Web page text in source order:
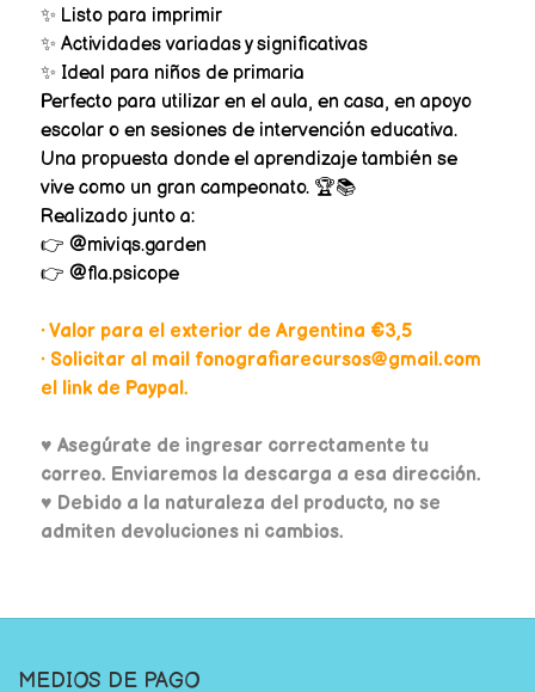
✨ Listo para imprimir
✨ Actividades variadas y significativas
✨ Ideal para niños de primaria
Perfecto para utilizar en el aula, en casa, en apoyo
escolar o en sesiones de intervención educativa.
Una propuesta donde el aprendizaje también se
vive como un gran campeonato. 🏆📚
Realizado junto a:
👉 @miviqs.garden
👉 @fla.psicope
• Valor para el exterior de Argentina €3,5
• Solicitar al mail fonografiarecursos@gmail.com
el link de Paypal.
♥ Asegúrate de ingresar correctamente tu
correo. Enviaremos la descarga a esa dirección.
♥ Debido a la naturaleza del producto, no se
admiten devoluciones ni cambios.
MEDIOS DE PAGO